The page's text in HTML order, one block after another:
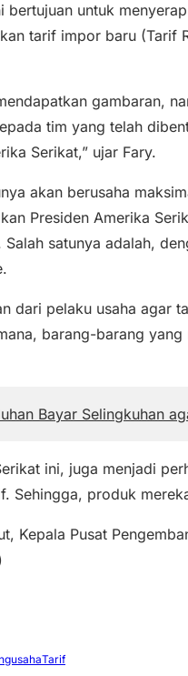
bertujuan untuk
tarif impor baru (Tarif
gambaran,
tim yang telah
Serikat,” ujar Fary.
akan berusaha
Presiden Amerika
satunya adalah,
dari pelaku usaha agar
barang-barang
Bayar Selingkuhan
ini, juga menjadi
Sehingga, produk
Kepala Pusat
Tarif